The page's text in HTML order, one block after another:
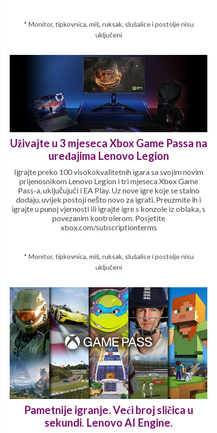
* Monitor, tipkovnica, miš, ruksak, slušalice i postolje nisu
uključeni
Uživajte u 3 mjeseca Xbox Game Passa na
uređajima Lenovo Legion
Igrajte preko 100 visokokvalitetnih igara sa svojim novim
prijenosnikom Lenovo Legion i tri mjeseca Xbox Game
Pass-a, uključujući i EA Play. Uz nove igre koje se stalno
dodaju, uvijek postoji nešto novo za igrati. Preuzmite ih i
igrajte u punoj vjernosti ili igrajte igre s konzole iz oblaka, s
povezanim kontrolerom. Posjetite
xbox.com/subscriptionterms
* Monitor, tipkovnica, miš, ruksak, slušalice i postolje nisu
uključeni
Pametnije igranje. Veći broj sličica u
sekundi. Lenovo AI Engine.